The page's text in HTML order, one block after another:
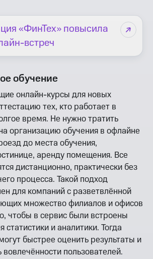
«ФинТех» повысила
встреч
обучение
онлайн-курсы для новых
тех, кто работает в
время. Не нужно тратить
организацию обучения в офлайне
до места обучения,
аренду помещения. Все
дистанционно, практически без
процесса. Такой подход
для компаний с разветвлённой
множество филиалов и офисов
чтобы в сервис были встроены
и аналитики. Тогда
быстрее оценить результаты и
пользователей.